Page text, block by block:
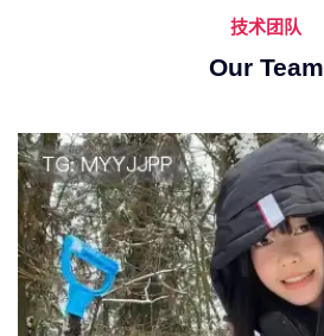
技术团队
Our Team